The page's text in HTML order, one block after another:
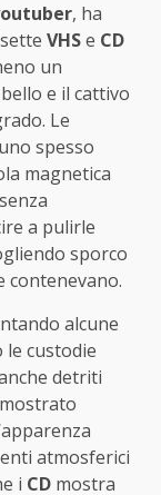
, ha
VHSe CD
un
e il cattivo
Le
spesso
magnetica
a pulirle
sporco
contenevano.
alcune
custodie
detriti
atmosferici
i CD mostra